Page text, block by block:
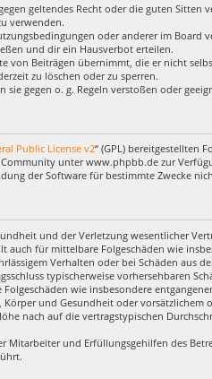
geltendes Recht oder die guten Sitten
verwenden.
oder anderer im
und dir ein Hausverbot erteilen.
von Beiträgen übernimmt, die er nicht
zu löschen oder zu sperren.
gegen o. g. Regeln verstoßen oder
Public License v2“ (GPL) bereitgestellten
unter www.phpbb.de zur
der Software für bestimmte Zwecke
und der Verletzung wesentlicher
auch für mittelbare Folgeschäden wie
Verhalten oder bei Schäden aus
typischerweise vorhersehbaren
wie insbesondere
und Gesundheit oder vorsätzlichem
nach auf die vertragstypischen
Mitarbeiter und Erfüllungsgehilfen des